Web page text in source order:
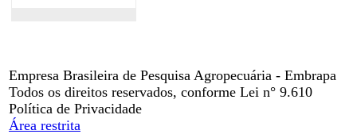
Empresa Brasileira de Pesquisa Agropecuária - Embrapa
Todos os direitos reservados, conforme Lei n° 9.610
Política de Privacidade
Área restrita